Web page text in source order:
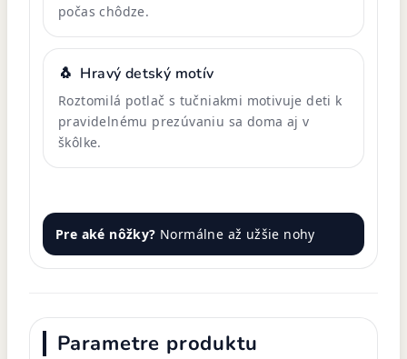
počas chôdze.
🐧 Hravý detský motív
Roztomilá potlač s tučniakmi motivuje deti k
pravidelnému prezúvaniu sa doma aj v
škôlke.
Pre aké nôžky? Normálne až užšie nohy
Parametre produktu